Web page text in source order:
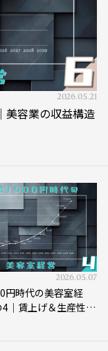
2026.05.21
容業の収益構造
2026.05.07
円時代の美容室経
｜賃上げ＆生産性向
る賢い助成金活用